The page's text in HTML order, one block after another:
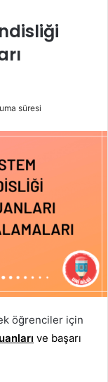
süresi
öğrenciler için
ve başarı